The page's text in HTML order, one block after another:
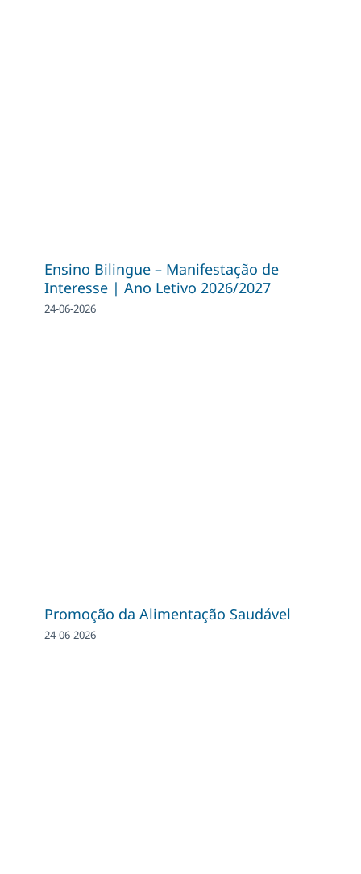
Ensino Bilingue – Manifestação de
Interesse | Ano Letivo 2026/2027
24-06-2026
Promoção da Alimentação Saudável
24-06-2026